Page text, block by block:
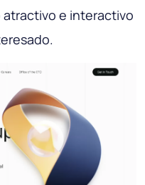
e interactivo